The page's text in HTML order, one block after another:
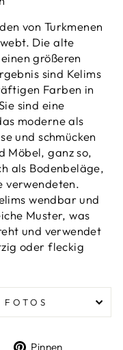
von Turkmenen
Die alte
größeren
sind Kelims
Farben in
sind eine
moderne als
und schmücken
Möbel, ganz so,
als Bodenbeläge,
verwendeten.
wendbar und
Muster, was
und verwendet
oder fleckig
Auf Pinnen